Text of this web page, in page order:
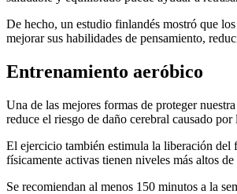
De hecho, un estudio finlandés mostró que
mejorar sus habilidades de pensamiento,
Entrenamiento aeróbico
Una de las mejores formas de proteger
reduce el riesgo de daño cerebral causado
El ejercicio también estimula la liberación del
físicamente activas tienen niveles más altos
Se recomiendan al menos 150 minutos a la